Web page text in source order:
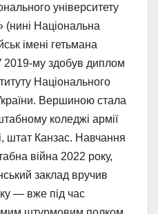
університету
(нині Національна
імені гетьмана
2019-му здобув диплом
Національного
Вершиною стала
коледжі армії
штат Канзас. Навчання
війна 2022 року,
заклад вручив
— вже під час